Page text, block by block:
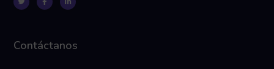
Contáctanos